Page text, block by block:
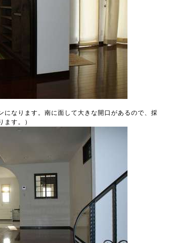
になります。南に面して大きな開口があるので、採
ます。）